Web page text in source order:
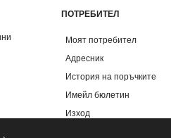
ПОТРЕБИТЕЛ
Моят потребител
Адресник
История на поръчките
Имейл бюлетин
Изход